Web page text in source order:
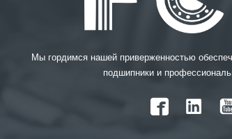
Мы гордимся нашей приверженностью
подшипники и
